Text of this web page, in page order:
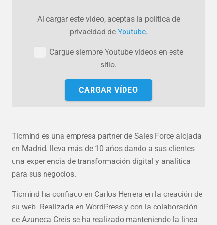
Al cargar este video, aceptas la política de
privacidad de Youtube.
Cargue siempre Youtube videos en este
sitio.
CARGAR VÍDEO
Ticmind es una empresa partner de Sales Force alojada
en Madrid. lleva más de 10 años dando a sus clientes
una experiencia de transformación digital y analítica
para sus negocios.
Ticmind ha confiado en Carlos Herrera en la creación de
su web. Realizada en WordPress y con la colaboración
de Azuneca Creis se ha realizado manteniendo la linea